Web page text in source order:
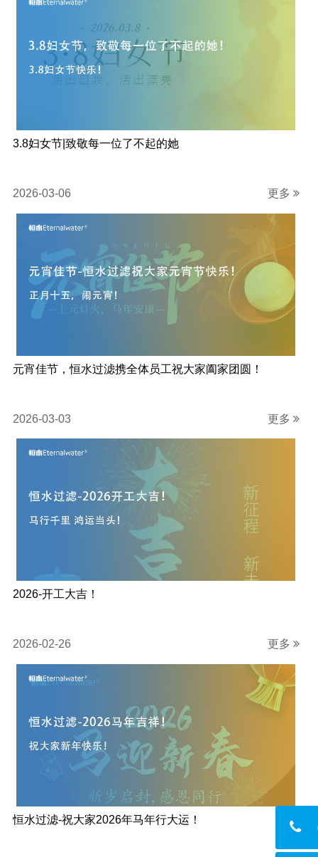
3.8妇女节|致敬每一位了不起的她
2026-03-06 更多
元宵佳节，恒水过滤携全体员工祝大家阖家团圆！
2026-03-03 更多
2026-开工大吉！
2026-02-26 更多
恒水过滤-祝大家2026年马年行大运！